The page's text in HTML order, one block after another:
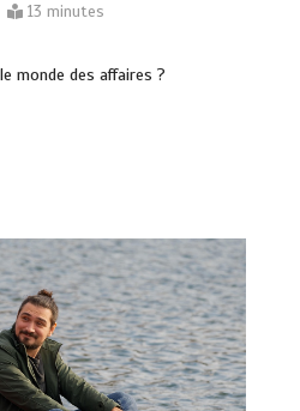
13 minutes
monde des affaires ?